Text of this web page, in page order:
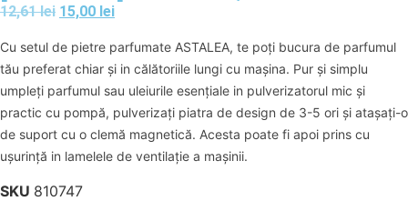
12,61lei 15,00 lei
Cu setul de pietre parfumate ASTALEA, te poți bucura de parfumul
tău preferat chiar și in călătoriile lungi cu mașina. Pur și simplu
umpleți parfumul sau uleiurile esențiale in pulverizatorul mic și
practic cu pompă, pulverizați piatra de design de 3-5 ori și atașați-o
de suport cu o clemă magnetică. Acesta poate fi apoi prins cu
ușurință in lamelele de ventilație a mașinii.
SKU 810747